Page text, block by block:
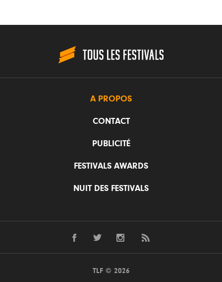
A PROPOS
CONTACT
PUBLICITÉ
FESTIVALS AWARDS
NUIT DES FESTIVALS
TLF © 2026